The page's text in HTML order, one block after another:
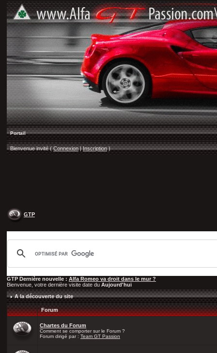
Portail
Bienvenue invité ( Connexion |Inscription)
GTP
GTP Dernière nouvelle : Alfa Romeo va droit dans le mur ?
Bienvenue, votre dernière visite date du Aujourd'hui
A la découverte du site
Forum
Chartes du Forum
Comment se comporter sur le Forum ?
Forum dirigé par : Team GT Passion